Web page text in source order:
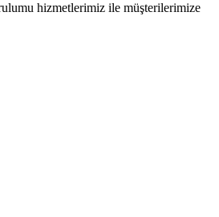
hizmetlerimiz ile müşterilerimize